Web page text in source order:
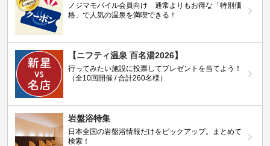
ノジマモバイル会員向け 通常よりもお得な「特別価
格」で人気の温泉を満喫できる！
【ニフティ温泉 百名湯2026】
行ってみたい施設に投票してプレゼントを当てよう！
（全10回開催 / 合計260名様）
岩盤浴特集
日本全国の岩盤浴情報だけをピックアップ。まとめて
検索！